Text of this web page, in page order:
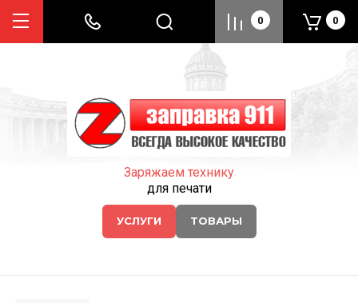
Заряжаем технику
для печати
УСЛУГИ ТОВАРЫ
0 0